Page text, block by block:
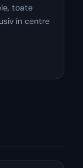
toate
în centre